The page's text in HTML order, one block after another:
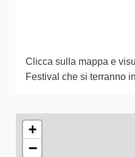
Clicca sulla mappa e
Festival che si terranno
L'elemento seguente è
+
−